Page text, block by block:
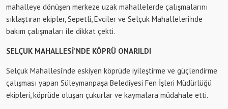
mahalleye dönüşen merkeze uzak mahallelerde çalışmalarını
sıklaştıran ekipler, Sepetli, Evciler ve Selçuk Mahalleleri’nde
bakım çalışmaları ile dikkat çekti.
SELÇUK MAHALLESİ’NDE KÖPRÜ ONARILDI
Selçuk Mahallesi’nde eskiyen köprüde iyileştirme ve güçlendirme
çalışması yapan Süleymanpaşa Belediyesi Fen İşleri Müdürlüğü
ekipleri, köprüde oluşan çukurlar ve kaymalara müdahale etti.